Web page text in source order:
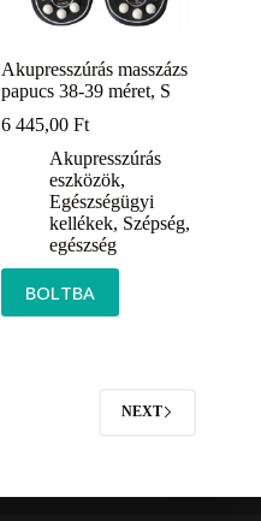
Akupresszúrás masszázs
papucs 38-39 méret, S
6 445,00Ft
Akupresszúrás
eszközök,
Egészségügyi
kellékek, Szépség,
egészség
BOLTBA
NEXT